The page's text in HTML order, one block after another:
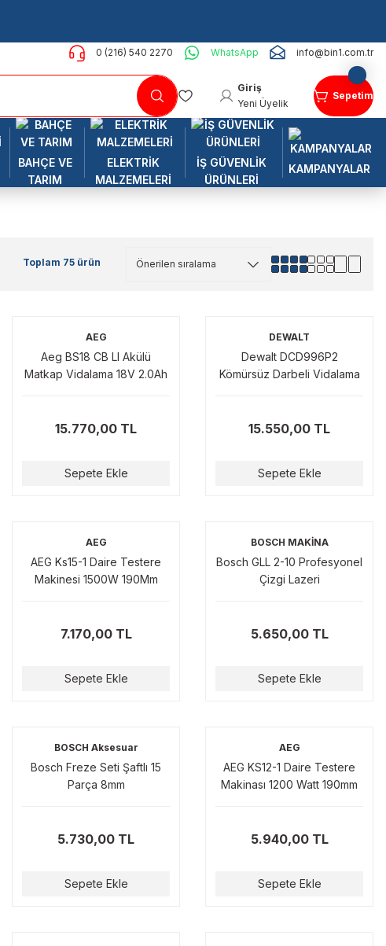
0 (216) 540 2270 WhatsApp info@bin1.com.tr
Giriş
Yeni Üyelik
Sepetim
BAHÇE VE
TARIM
ELEKTRİK
MALZEMELERİ
İŞ GÜVENLİK
ÜRÜNLERİ
KAMPANYALAR
Toplam 75 ürün
AEG
Aeg BS18 CB LI Akülü
Matkap Vidalama 18V 2.0Ah
15.770,00 TL
Sepete Ekle
DEWALT
Dewalt DCD996P2
Kömürsüz Darbeli Vidalama
15.550,00 TL
Sepete Ekle
AEG
AEG Ks15-1 Daire Testere
Makinesi 1500W 190Mm
7.170,00 TL
Sepete Ekle
BOSCH MAKİNA
Bosch GLL 2-10 Profesyonel
Çizgi Lazeri
5.650,00 TL
Sepete Ekle
BOSCH Aksesuar
Bosch Freze Seti Şaftlı 15
Parça 8mm
5.730,00 TL
Sepete Ekle
AEG
AEG KS12-1 Daire Testere
Makinası 1200 Watt 190mm
5.940,00 TL
Sepete Ekle